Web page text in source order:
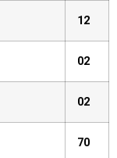
12
02
02
70